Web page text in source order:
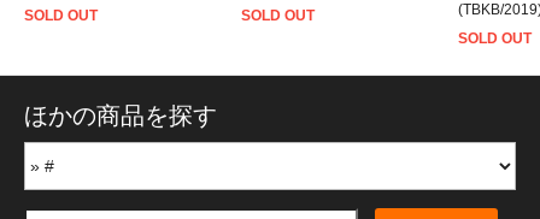
SOLD OUT
SOLD OUT
(TBKB/
SOLD OUT
ほかの商品を探す